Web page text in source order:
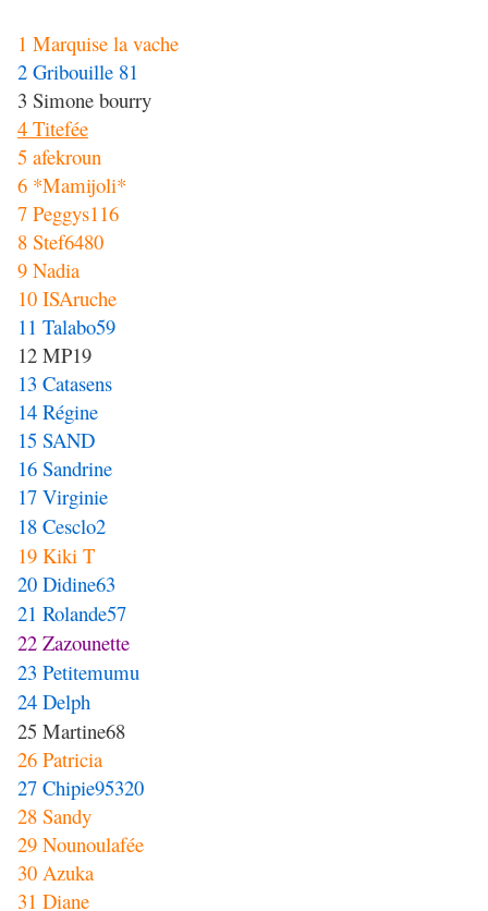
1 Marquise la vache
2 Gribouille 81
3 Simone bourry
4 Titefée
5 afekroun
6 *Mamijoli*
7 Peggys116
8 Stef6480
9 Nadia
10 ISAruche
11 Talabo59
12 MP19
13 Catasens
14 Régine
15 SAND
16 Sandrine
17 Virginie
18 Cesclo2
19 Kiki T
20 Didine63
21 Rolande57
22 Zazounette
23 Petitemumu
24 Delph
25 Martine68
26 Patricia
27 Chipie95320
28 Sandy
29 Nounoulafée
30 Azuka
31 Diane